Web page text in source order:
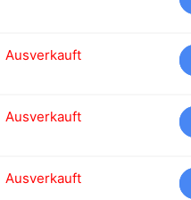
Ausverkauft
Ausverkauft
Ausverkauft